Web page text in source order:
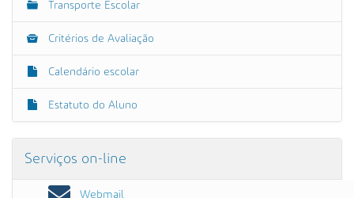
Transporte Escolar
Critérios de Avaliação
Calendário escolar
Estatuto do Aluno
Serviços on-line
Webmail